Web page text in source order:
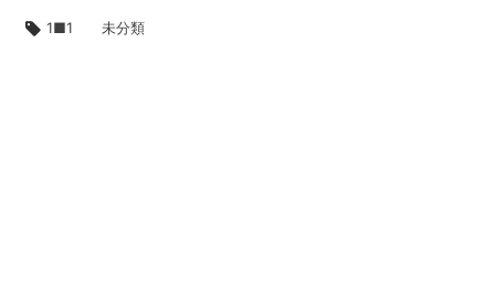
1■1 未分類